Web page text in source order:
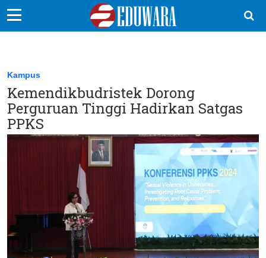
Sekolah Kita
Vokasi
Kampus
Idea
Ikuti Kami di:
Kampus
Kemendikbudristek Dorong
Perguruan Tinggi Hadirkan Satgas
PPKS